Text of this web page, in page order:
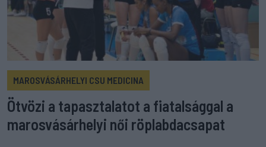
MAROSVÁSÁRHELYI CSU MEDICINA
Ötvözi a tapasztalatot a fiatalsággal a
marosvásárhelyi női röplabdacsapat